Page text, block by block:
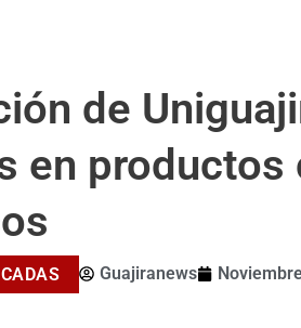
de
en
Guajiranews